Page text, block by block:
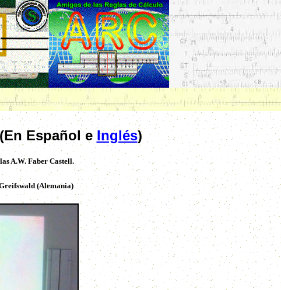
Español e Inglés)
A.W. Faber Castell.
(Alemania)